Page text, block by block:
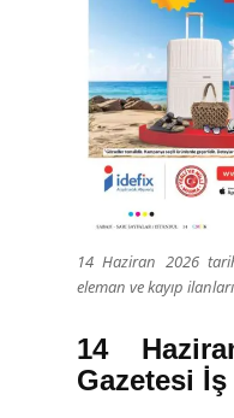
14 Haziran 2026
eleman ve kayıp
14
Gazetesi İş